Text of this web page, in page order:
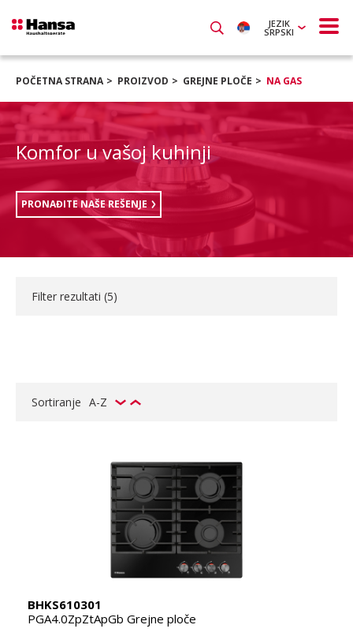
JEZIK
SRPSKI
POČETNA STRANA PROIZVOD GREJNE PLOČE NA GAS
Komfor u vašoj kuhinji
PRONAĐITE NAŠE REŠENJE
Filter rezultati (5)
Sortiranje A-Z
BHKS610301
PGA4.0ZpZtApGb Grejne ploče